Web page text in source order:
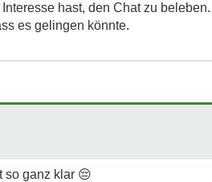
hast, den Chat zu
es gelingen könnte.
so ganz klar 😔